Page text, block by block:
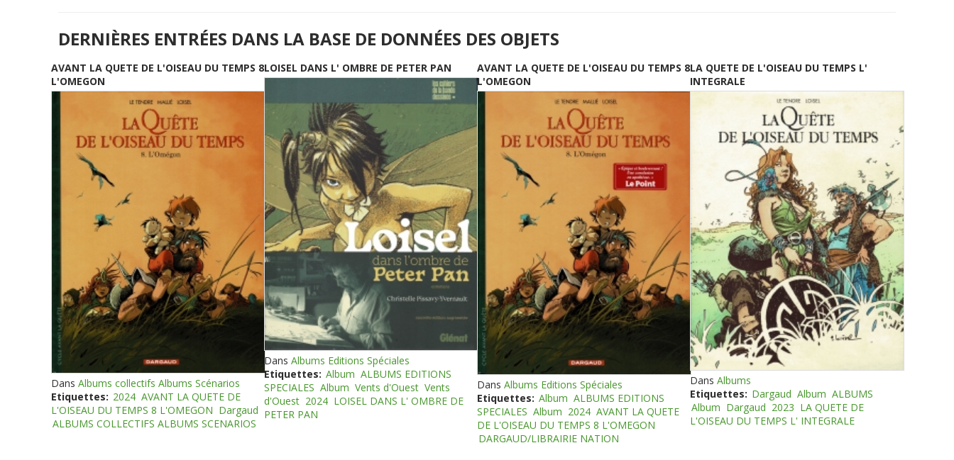
DERNIÈRES ENTRÉES DANS LA BASE DE DONNÉES DES OBJETS
AVANT LA QUETE DE L'OISEAU DU TEMPS 8
L'OMEGON
Dans Albums collectifs Albums Scénarios
Etiquettes: 2024 AVANT LA QUETE DE
L'OISEAU DU TEMPS 8 L'OMEGON Dargaud
ALBUMS COLLECTIFS ALBUMS SCENARIOS
LOISEL DANS L' OMBRE DE PETER PAN
Dans Albums Editions Spéciales
Etiquettes: Album ALBUMS EDITIONS
SPECIALES Album Vents d'Ouest Vents
d'Ouest 2024 LOISEL DANS L' OMBRE DE
PETER PAN
AVANT LA QUETE DE L'OISEAU DU TEMPS 8
L'OMEGON
Dans Albums Editions Spéciales
Etiquettes: Album ALBUMS EDITIONS
SPECIALES Album 2024 AVANT LA QUETE
DE L'OISEAU DU TEMPS 8 L'OMEGON
DARGAUD/LIBRAIRIE NATION
LA QUETE DE L'OISEAU DU TEMPS L'
INTEGRALE
Dans Albums
Etiquettes: Dargaud Album ALBUMS
Album Dargaud 2023 LA QUETE DE
L'OISEAU DU TEMPS L' INTEGRALE